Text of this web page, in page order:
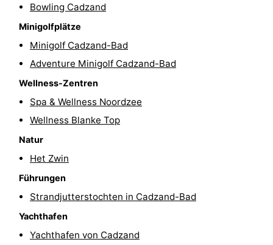
Indoor-
Spielplätze
Bowling
Minigolfplätze
Wellness-
Zentren
Dörfer
Städte
Natur
Sport
Schwimmbader
Bowling Cadzand
Minigolfplätze
Minigolf Cadzand-Bad
Adventure Minigolf Cadzand-Bad
Wellness-Zentren
Spa & Wellness Noordzee
Wellness Blanke Top
Natur
Het Zwin
Führungen
Strandjutterstochten in Cadzand-Bad
Yachthafen
Yachthafen von Cadzand